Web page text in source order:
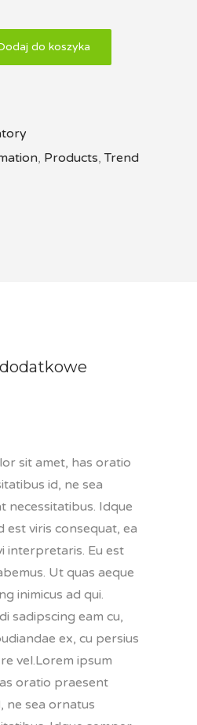
do koszyka
, Products,Trend
sit amet, has oratio
id, ne sea
necessitatibus. Idque
est viris consequat, ea
interpretaris. Eu est
Ut quas aeque
inimicus ad qui.
sadipscing eam cu,
ex, cu persius
vel.Lorem ipsum
oratio praesent
ne sea ornatus